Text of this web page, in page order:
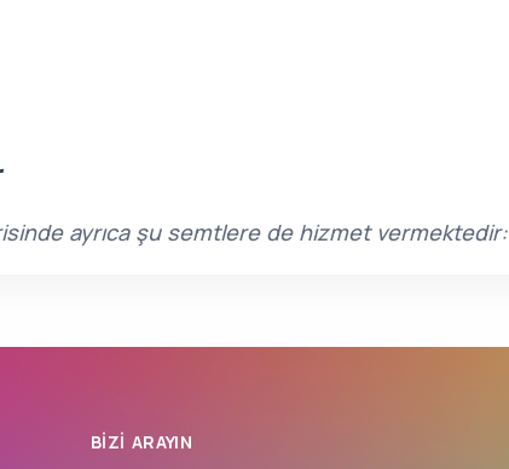
ayrıca şu semtlere de hizmet vermektedir:
BIZI ARAYIN